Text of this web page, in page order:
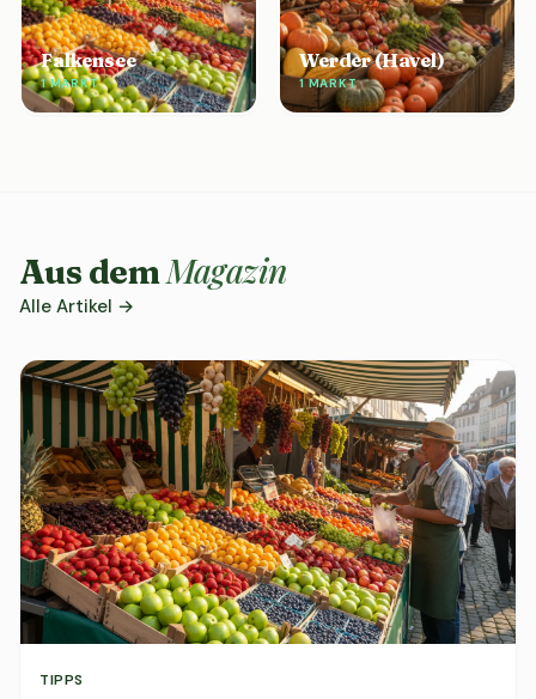
Falkensee
1 MARKT
Werder (Havel)
1 MARKT
Aus demMagazin
Alle Artikel →
TIPPS